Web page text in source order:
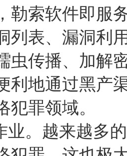
勒索软件即服
列表、漏洞利
虫传播、加解
利地通过黑产
犯罪领域。
业。越来越多